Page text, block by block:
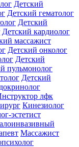
Детский
Детский гематолог
Детский
Детский кардиолог
массажист
Детский онколог
Детский
пульмонолог
Детский
лфк
Кинезиолог
эстетист
Массажист